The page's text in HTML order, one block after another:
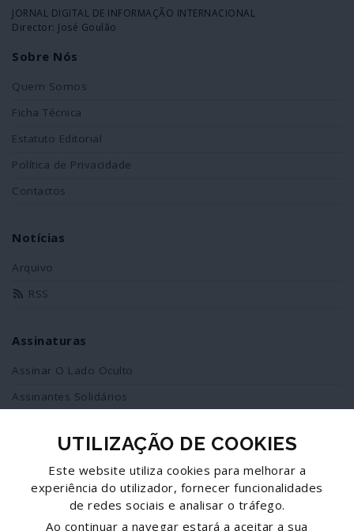
JORNAL DIGITAL DE INFORMAÇÃO INTERNACIONAL
Director: José Goulão
Sobre Nós
Quem Somos
Ficha Técnica
Estatuto Editorial
Política de Privacidade
Contactos
Notícias
Arquivo
RSS
Assinaturas
Assinar O Lado Oculto
Assinantes Solidários
Redes Sociais
Siga-nos no facebook
UTILIZAÇÃO DE COOKIES
Este website utiliza cookies para melhorar a
experiência do utilizador, fornecer funcionalidades
de redes sociais e analisar o tráfego.
Ao continuar a navegar estará a aceitar a sua